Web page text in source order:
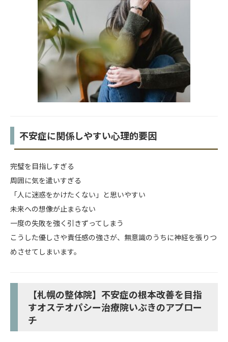
不安症に関係しやすい心理的要因
完璧を目指しすぎる
周囲に気を遣いすぎる
「人に迷惑をかけたくない」と思いやすい
未来への想像が止まらない
一度の失敗を強く引きずってしまう
こうした優しさや責任感の強さが、無意識のうちに神経を張りつ
めさせてしまいます。
【札幌の整体院】不安症の根本改善を目指
すオステオパシー治療院いぶきのアプロー
チ